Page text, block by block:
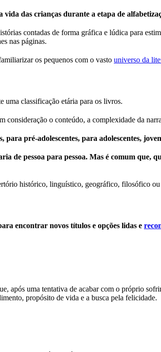
vida das crianças durante a etapa de
contadas de forma gráfica e lúdica para
nas páginas.
os pequenos com o vasto universo da
uma classificação etária para os livros.
consideração o conteúdo, a complexidade da
pré-adolescentes, para adolescentes,
de pessoa para pessoa. Mas é comum
histórico, linguístico, geográfico, filosófico ou
encontrar novos títulos e opções lidas e
após uma tentativa de acabar com o próprio
propósito de vida e a busca pela felicidade.